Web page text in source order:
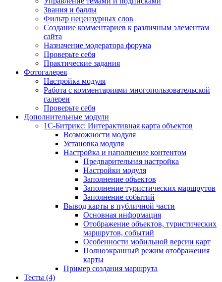
Звания и баллы
Фильтр нецензурных слов
Создание комментариев к различным элементам
сайта
Назначение модератора форума
Проверьте себя
Практические задания
Фотогалерея
Настройка модуля
Работа с комментариями многопользовательской
галереи
Проверьте себя
Дополнительные модули
1С-Битрикс: Интерактивная карта объектов
Возможности модуля
Установка модуля
Настройка и наполнение контентом
Предварительная настройка
Настройки модуля
Заполнение объектов
Заполнение туристических маршрутов
Заполнение событий
Вывод карты в публичной части
Основная информация
Отображение объектов, туристических
маршрутов, событий
Особенности мобильной версии карт
Полноэкранный режим отображения
карты
Пример создания маршрута
Тесты (4)